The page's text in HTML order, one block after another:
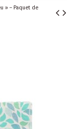
» – Paquet de